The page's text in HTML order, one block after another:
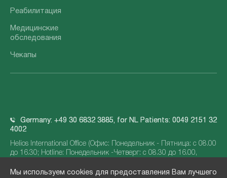
Мы используем cookies для предоставления Вам лучшего
Реабилитация
Медицинские
обследования
Чекапы
Germany: +49 30 6832 3885, for NL Patients: 0049 2151 32
4002
Helios International Office (Офис: Понедельник - Пятница: с 08.00
до 16.30; Hotline: Понедельник -Четверг: с 08.30 до 16.00,
info@helios-international.com